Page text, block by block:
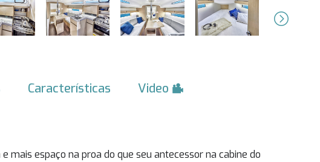
Next
Características Video
mais espaço na proa do que seu antecessor na cabine do